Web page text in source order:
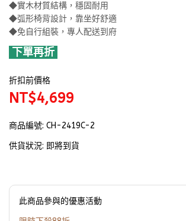
◆實木材質結構，穩固耐用
◆弧形椅背設計，靠坐好舒適
◆免自行組裝，專人配送到府
下單再折
折扣前價格
NT$4,699
商品編號: CH-2419C-2
供貨狀況: 即將到貨
此商品參與的優惠活動